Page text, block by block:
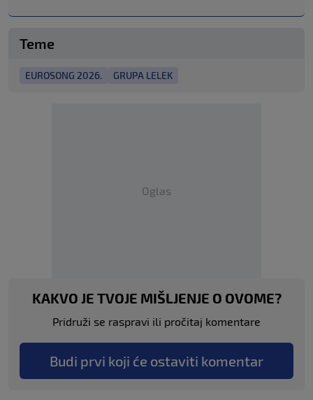
Teme
EUROSONG 2026. GRUPA LELEK
Oglas
KAKVO JE TVOJE MIŠLJENJE O OVOME?
Pridruži se raspravi ili pročitaj komentare
Budi prvi koji će ostaviti komentar